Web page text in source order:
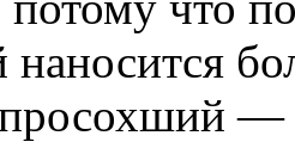
наносится
—